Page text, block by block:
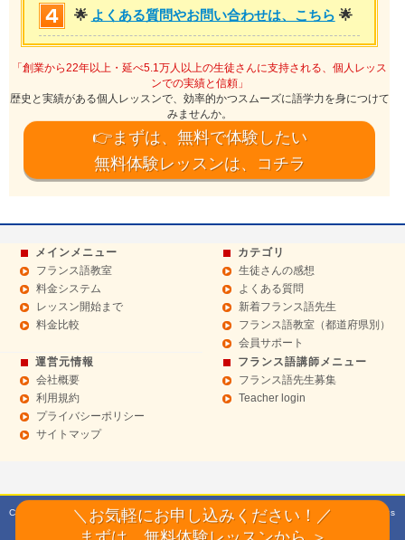
🌟 よくある質問やお問い合わせは、こちら 🌟
「創業から22年以上・延べ5.1万人以上の生徒さんに支持される、個人レッス
ンでの実績と信頼」
歴史と実績がある個人レッスンで、効率的かつスムーズに語学力を身につけて
みませんか。
👉まずは、無料で体験したい
無料体験レッスンは、コチラ
メインメニュー
フランス語教室
料金システム
レッスン開始まで
料金比較
カテゴリ
生徒さんの感想
よくある質問
新着フランス語先生
フランス語教室（都道府県別）
会員サポート
運営元情報
会社概要
利用規約
プライバシーポリシー
サイトマップ
フランス語講師メニュー
フランス語先生募集
Teacher login
Copyright© 2015 フランス語教室【F10エフテン】マンツーマンレッスン All Rights
Reserved.
＼お気軽にお申し込みください！／